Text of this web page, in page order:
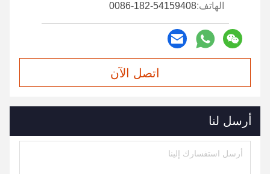
الهاتف:0086-182-54159408
اتصل الآن
أرسل لنا